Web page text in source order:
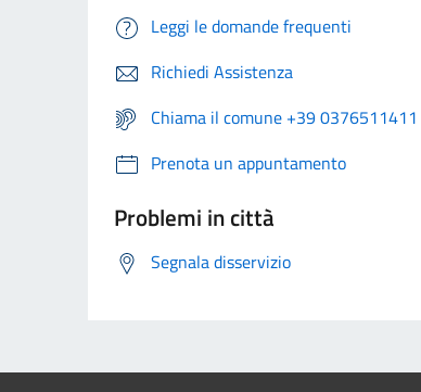
Leggi le domande frequenti
Richiedi Assistenza
Chiama il comune +39 0376511411
Prenota un appuntamento
Problemi in città
Segnala disservizio